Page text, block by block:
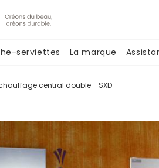
serviettes La marque
central double - SXD